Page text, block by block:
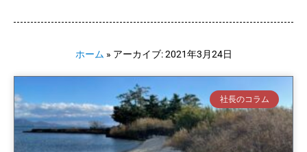
ホーム » アーカイブ: 2021年3月24日
社長のコラム